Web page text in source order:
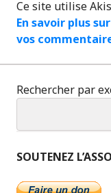
Ce site utilise
En savoir plus
vos
Rechercher par
SOUTENEZ